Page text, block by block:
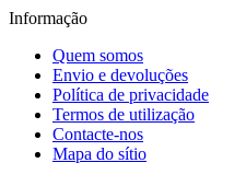
Informação
Quem somos
Envio e devoluções
Política de privacidade
Termos de utilização
Contacte-nos
Mapa do sítio